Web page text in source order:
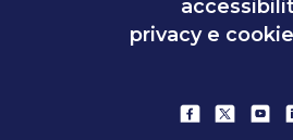
privacy e